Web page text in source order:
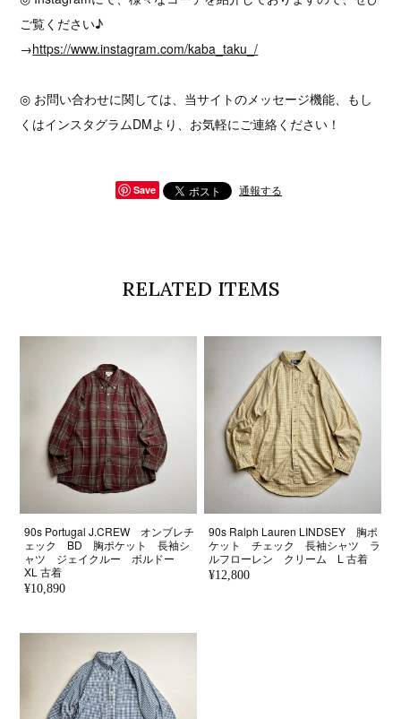
ご覧ください♪
→https://www.instagram.com/kaba_taku_/
◎ お問い合わせに関しては、当サイトのメッセージ機能、もし
くはインスタグラムDMより、お気軽にご連絡ください！
Save 通報する
RELATED ITEMS
90s Portugal J.CREW オンブレチ
ェック BD 胸ポケット 長袖シ
ャツ ジェイクルー ボルドー
XL 古着
¥10,890
90s Ralph Lauren LINDSEY 胸ポ
ケット チェック 長袖シャツ ラ
ルフローレン クリーム L 古着
¥12,800